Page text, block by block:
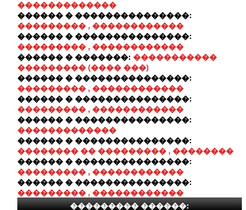
�������������
������ � ���������������:
��������� , ������������
������ � ���������������:
��������� , ������������
������ � �������: �����������
��������� (���� ���)
������ � ���������������:
��������� , ������������
������ � ���������������:
��������� , ������������
������ � ���������������:
�������������
������ � ���������������:
�������� �� ��������� , ��������
������ � ���������������:
��������� , ������������
������ � ���������������:
��������� , ������������
��������� ������: